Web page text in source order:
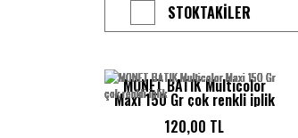
STOKTAKILER
MONET BATIK Multicolor
Maxi 150 Gr çok renkli iplik
120,00 TL